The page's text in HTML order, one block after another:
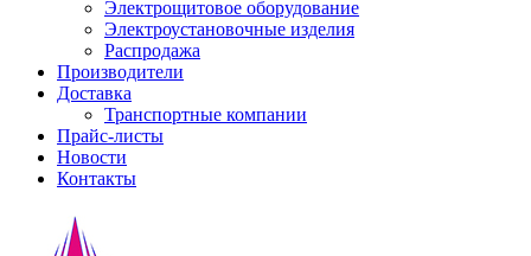
Электрощитовое оборудование
Электроустановочные изделия
Распродажа
Производители
Доставка
Транспортные компании
Прайс-листы
Новости
Контакты